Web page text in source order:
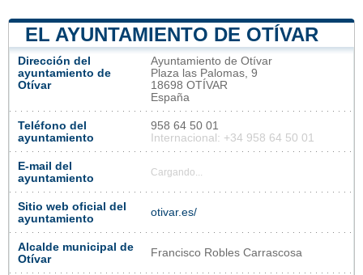
EL AYUNTAMIENTO DE OTÍVAR
Dirección del
ayuntamiento de
Otívar
Ayuntamiento de Otívar
Plaza las Palomas, 9
18698 OTÍVAR
España
Teléfono del
ayuntamiento
958 64 50 01
Internacional: +34 958 64 50 01
E-mail del
ayuntamiento
Cargando...
Sitio web oficial del
ayuntamiento
otivar.es/
Alcalde municipal de
Otívar
Francisco Robles Carrascosa